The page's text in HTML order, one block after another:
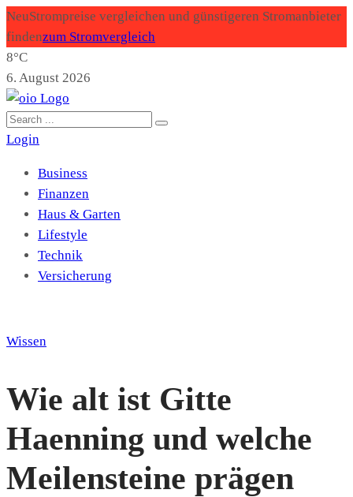
NeuStrompreise vergleichen und günstigeren Stromanbieter
findenzum Stromvergleich
8°C
6. August 2026
Login
Business
Finanzen
Haus & Garten
Lifestyle
Technik
Versicherung
Wissen
Wie alt ist Gitte
Haenning und welche
Meilensteine prägen